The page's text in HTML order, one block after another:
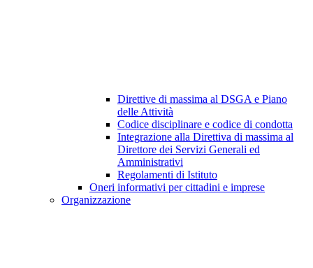
Direttive di massima al DSGA e Piano
delle Attività
Codice disciplinare e codice di condotta
Integrazione alla Direttiva di massima al
Direttore dei Servizi Generali ed
Amministrativi
Regolamenti di Istituto
Oneri informativi per cittadini e imprese
Organizzazione